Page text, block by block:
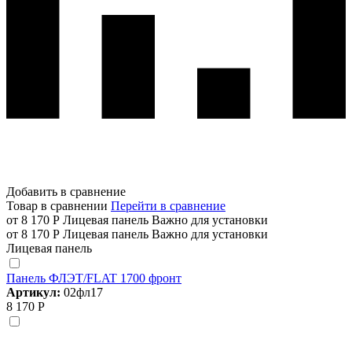
Добавить в сравнение
Товар в сравнении Перейти в сравнение
от 8 170 Р Лицевая панель Важно для установки
от 8 170 Р Лицевая панель Важно для установки
Лицевая панель
Панель ФЛЭТ/FLAT 1700 фронт
Артикул: 02фл17
8 170 Р